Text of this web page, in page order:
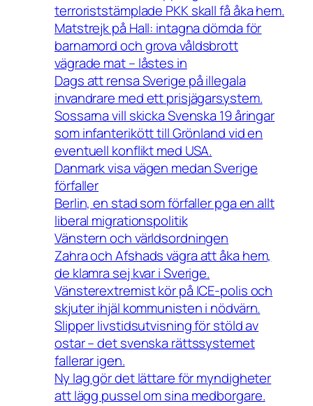
terroriststämplade PKK skall få åka hem.
Matstrejk på Hall: intagna dömda för
barnamord och grova våldsbrott
vägrade mat – låstes in
Dags att rensa Sverige på illegala
invandrare med ett prisjägarsystem.
Sossarna vill skicka Svenska 19 åringar
som infanterikött till Grönland vid en
eventuell konflikt med USA.
Danmark visa vägen medan Sverige
förfaller
Berlin, en stad som förfaller pga en allt
liberal migrationspolitik
Vänstern och världsordningen
Zahra och Afshads vägra att åka hem,
de klamra sej kvar i Sverige.
Vänsterextremist kör på ICE-polis och
skjuter ihjäl kommunisten i nödvärn.
Slipper livstidsutvisning för stöld av
ostar – det svenska rättssystemet
fallerar igen.
Ny lag gör det lättare för myndigheter
att lägg pussel om sina medborgare.